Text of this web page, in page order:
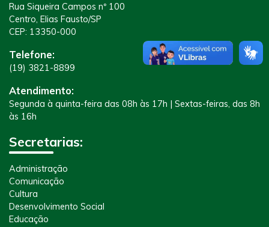
Rua Siqueira Campos nº 100
Centro, Elias Fausto/SP
CEP: 13350-000
Telefone:
(19) 3821-8899
Atendimento:
Segunda à quinta-feira das 08h às 17h | Sextas-feiras, das 8h
às 16h
Secretarias:
Administração
Comunicação
Cultura
Desenvolvimento Social
Educação